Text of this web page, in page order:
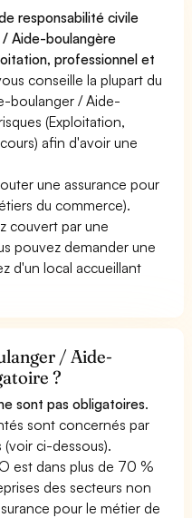
responsabilité civile
Aide-boulangère
professionnel et
conseille la plupart du
boulanger / Aide-
(Exploitation,
afin d'avoir une
une assurance pour
du commerce).
couvert par une
pouvez demander une
d'un local accueillant
/ Aide-
?
sont pas obligatoires.
sont concernés par
(voir ci-dessous).
est dans plus de 70 %
des secteurs non
pour le métier de